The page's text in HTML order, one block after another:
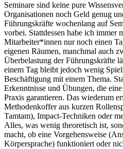
Seminare sind keine pure
Organisationen noch Geld genug
Führungskräfte wochenlang auf
vorbei. Stattdessen habe ich immer
Mitarbeiter*innen nur noch einen
eigenen Räumen, manchmal auch
Überbelastung der Führungskräfte
einem Tag bleibt jedoch wenig
Beschäftigung mit einem Thema.
Erkenntnisse und Übungen, die
Praxis garantieren. Das wiederum
Methodenkoffer aus kurzen
Tamtam), Impact-Techniken oder
Alles, was wenig theoretisch ist,
macht, ob eine Vorgehensweise
Körpersprache) funktioniert oder